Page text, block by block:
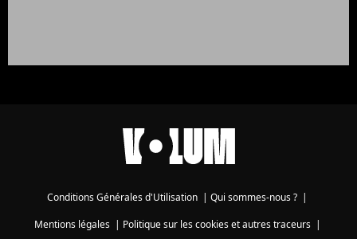
Conditions Générales d'Utilisation | Qui sommes-nous ? |
Mentions légales| Politique sur les cookies et autres traceurs|